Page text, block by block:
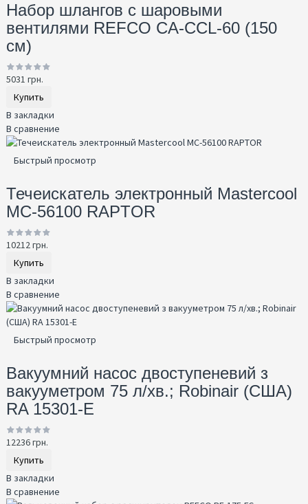
Набор шлангов с шаровыми
вентилями REFCO CA-CCL-60 (150
см)
5031 грн.
Купить
В закладки
В сравнение
Быстрый просмотр
Течеискатель электронный Mastercool
MC-56100 RAPTOR
10212 грн.
Купить
В закладки
В сравнение
Быстрый просмотр
Вакуумний насос двоступеневий з
вакууметром 75 л/хв.; Robinair (США)
RA 15301-E
12236 грн.
Купить
В закладки
В сравнение